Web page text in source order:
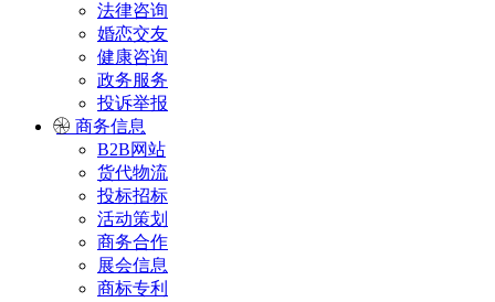
法律咨询
婚恋交友
健康咨询
政务服务
投诉举报
商务信息
B2B网站
货代物流
投标招标
活动策划
商务合作
展会信息
商标专利